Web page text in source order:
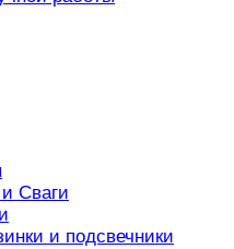
Сваги
и подсвечники